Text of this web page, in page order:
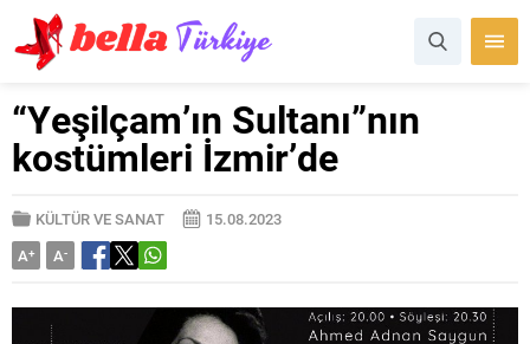
“Yeşilçam’ın Sultanı”nın
kostümleri İzmir’de
KÜLTÜR VE SANAT
15.08.2023
A+ A-